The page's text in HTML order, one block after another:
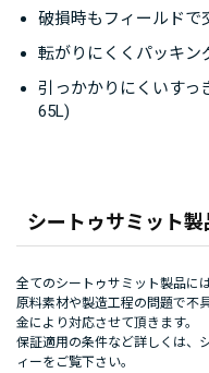
シートゥサミット製
全てのシートゥサミット製品に
原料素材や製造工程の問題で不
金により対応させて頂きます。
保証適用の条件など詳しくは、
ィーをご覧下さい。
破損時もフィールドで
転がりにくくパッキン
引っかかりにくいすっ
65L)